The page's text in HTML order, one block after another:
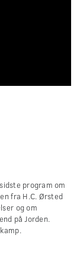
program om
fra H.C. Ørsted
og om
på Jorden.